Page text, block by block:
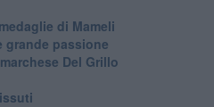
di Mameli
grande passione
Del Grillo